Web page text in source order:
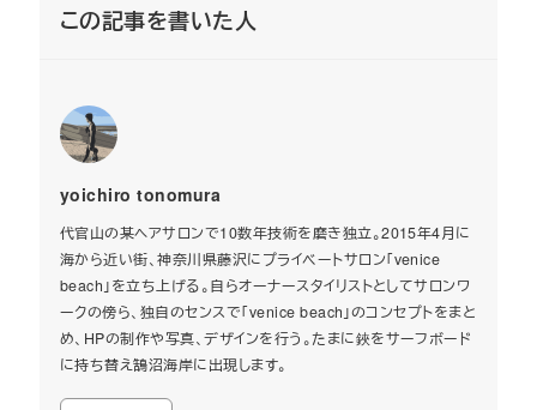
この記事を書いた人
yoichiro tonomura
代官山の某ヘアサロンで10数年技術を磨き独立。2015年4月に
海から近い街、神奈川県藤沢にプライベートサロン「venice
beach」を立ち上げる。自らオーナースタイリストとしてサロンワ
ークの傍ら、独自のセンスで「venice beach」のコンセプトをまと
め、HPの制作や写真、デザインを行う。たまに鋏をサーフボード
に持ち替え鵠沼海岸に出現します。